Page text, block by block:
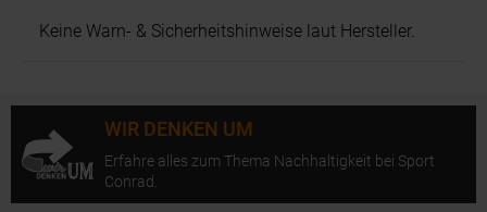
Keine Warn- & Sicherheitshinweise laut Hersteller.
WIR DENKEN UM
Erfahre alles zum Thema Nachhaltigkeit bei Sport
Conrad.